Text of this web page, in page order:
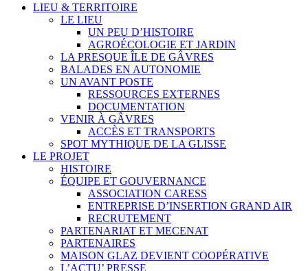
LIEU & TERRITOIRE
LE LIEU
UN PEU D’HISTOIRE
AGROÉCOLOGIE ET JARDIN
LA PRESQUE ÎLE DE GÂVRES
BALADES EN AUTONOMIE
UN AVANT POSTE
RESSOURCES EXTERNES
DOCUMENTATION
VENIR À GÂVRES
ACCÈS ET TRANSPORTS
SPOT MYTHIQUE DE LA GLISSE
LE PROJET
HISTOIRE
ÉQUIPE ET GOUVERNANCE
ASSOCIATION CARESS
ENTREPRISE D’INSERTION GRAND AIR
RECRUTEMENT
PARTENARIAT ET MECENAT
PARTENAIRES
MAISON GLAZ DEVIENT COOPÉRATIVE
L’ACTU’ PRESSE